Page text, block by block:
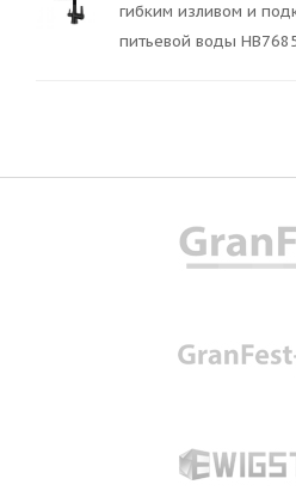
гибким изливом и
питьевой воды